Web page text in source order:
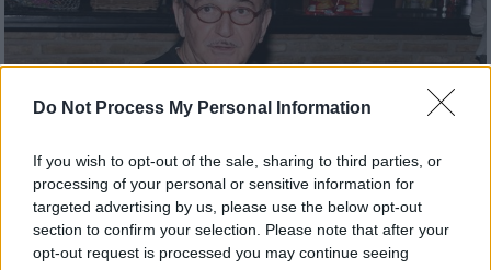
Do Not Process My Personal Information
If you wish to opt-out of the sale, sharing to third parties, or
processing of your personal or sensitive information for
targeted advertising by us, please use the below opt-out
section to confirm your selection. Please note that after your
opt-out request is processed you may continue seeing
Lifestyle|22.02.2021 11:00
Παύλος Κοντογιαννίδης για